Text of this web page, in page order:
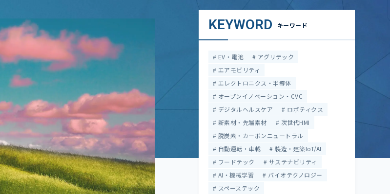
KEYWORD キーワード
EV・電池
アグリテック
エアモビリティ
エレクトロニクス・半導体
オープンイノベーション・CVC
デジタルヘルスケア
ロボティクス
新素材・先端素材
次世代HMI
脱炭素・カーボンニュートラル
自動運転・車載
製造・建築IoT/AI
フードテック
サステナビリティ
AI・機械学習
バイオテクノロジー
スペーステック